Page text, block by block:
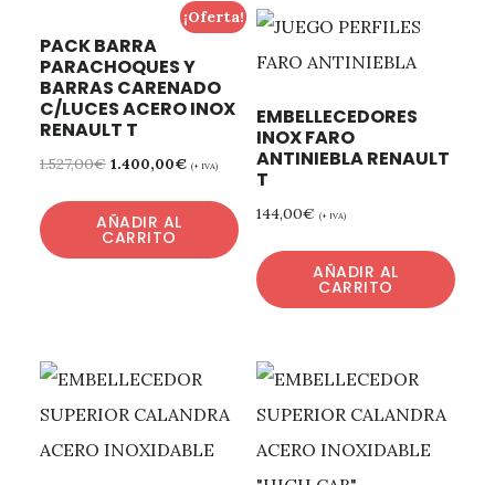
¡Oferta!
PACK BARRA
PARACHOQUES Y
BARRAS CARENADO
C/LUCES ACERO INOX
RENAULT T
1.527,00€ 1.400,00€ (+ IVA)
AÑADIR AL
CARRITO
EMBELLECEDORES
INOX FARO
ANTINIEBLA RENAULT
T
144,00€ (+ IVA)
AÑADIR AL
CARRITO